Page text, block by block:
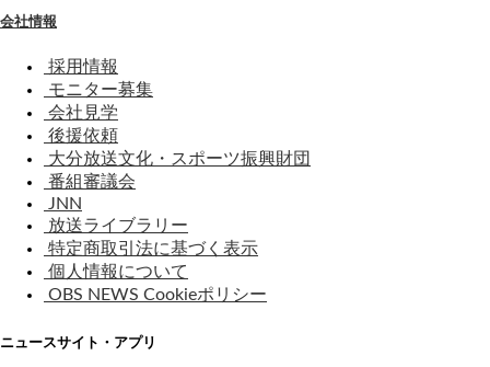
会社情報
採用情報
モニター募集
会社見学
後援依頼
大分放送文化・スポーツ振興財団
番組審議会
JNN
放送ライブラリー
特定商取引法に基づく表示
個人情報について
OBS NEWS Cookieポリシー
ニュースサイト・アプリ